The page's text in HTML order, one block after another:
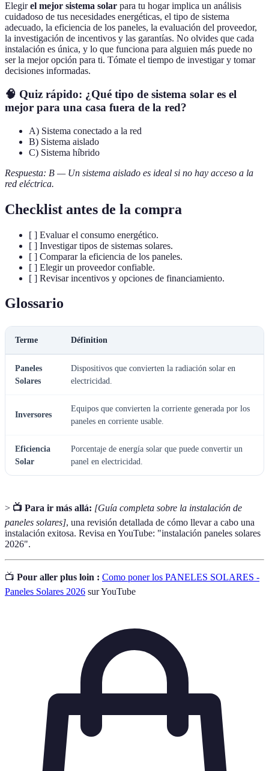
Elegirel mejor sistema solar para tu hogar implica un análisis
cuidadoso de tus necesidades energéticas, el tipo de sistema
adecuado, la eficiencia de los paneles, la evaluación del proveedor,
la investigación de incentivos y las garantías. No olvides que cada
instalación es única, y lo que funciona para alguien más puede no
ser la mejor opción para ti. Tómate el tiempo de investigar y tomar
decisiones informadas.
🧠 Quiz rápido: ¿Qué tipo de sistema solar es el
mejor para una casa fuera de la red?
A) Sistema conectado a la red
B) Sistema aislado
C) Sistema híbrido
Respuesta: B — Un sistema aislado es ideal si no hay acceso a la
red eléctrica.
Checklist antes de la compra
[ ] Evaluar el consumo energético.
[ ] Investigar tipos de sistemas solares.
[ ] Comparar la eficiencia de los paneles.
[ ] Elegir un proveedor confiable.
[ ] Revisar incentivos y opciones de financiamiento.
Glossario
Terme Définition
Paneles
Solares
Dispositivos que convierten la radiación solar en
electricidad.
Inversores
Equipos que convierten la corriente generada por los
paneles en corriente usable.
Eficiencia
Solar
Porcentaje de energía solar que puede convertir un
panel en electricidad.
> 📺 Para ir más allá: [Guía completa sobre la instalación de
paneles solares], una revisión detallada de cómo llevar a cabo una
instalación exitosa. Revisa en YouTube: "instalación paneles solares
2026".
📺 Pour aller plus loin : Como poner los PANELES SOLARES -
Paneles Solares 2026 sur YouTube